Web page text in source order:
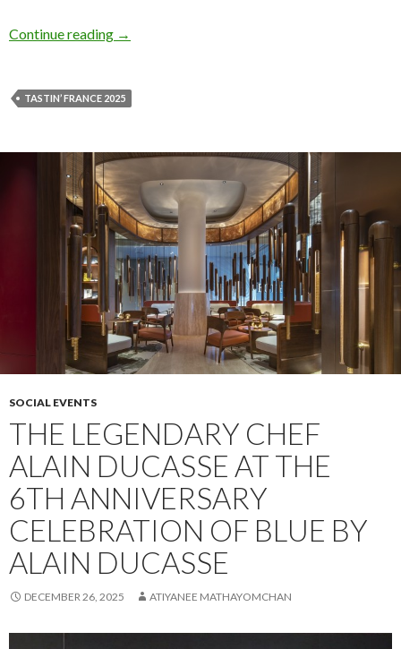
Continue reading →
TASTIN’ FRANCE 2025
SOCIAL EVENTS
THE LEGENDARY CHEF
ALAIN DUCASSE AT THE
6TH ANNIVERSARY
CELEBRATION OF BLUE BY
ALAIN DUCASSE
DECEMBER 26, 2025 ATIYANEE MATHAYOMCHAN